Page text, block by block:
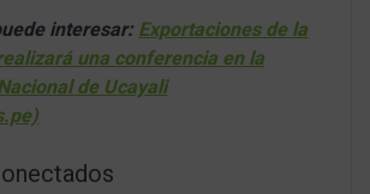
interesar:Exportaciones de la
una conferencia en la
de Ucayali